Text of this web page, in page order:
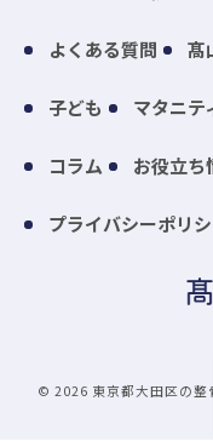
よくある質問 髙
子ども マタニテ
コラム お役立ち
プライバシーポリ
© 2026 東京都大田区の整